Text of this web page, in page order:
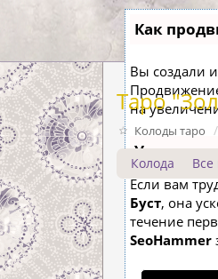
Как
Вы создали
на
Если вам
Буст, она
течение
SeoHammer
Таро
Колоды таро
Колода Все